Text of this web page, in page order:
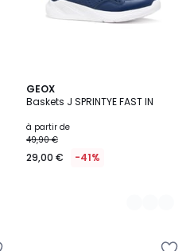
GEOX
Baskets J SPRINTYE FAST IN
à partir de
49,90 €
29,00 € -41%
2
Couleurs